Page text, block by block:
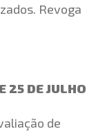
Revoga
25 DE JULHO
de